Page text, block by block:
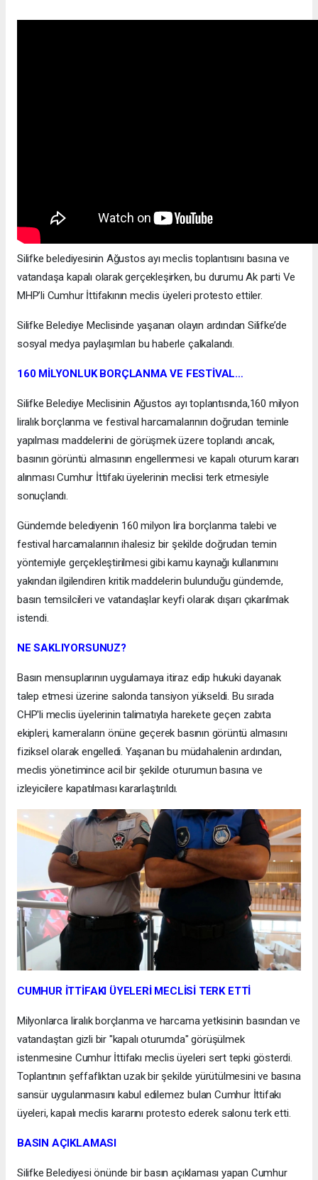
Silifke belediyesinin Ağustos ayı meclis toplantısını basına ve
vatandaşa kapalı olarak gerçekleşirken, bu durumu Ak parti Ve
MHP’li Cumhur İttifakının meclis üyeleri protesto ettiler.
Silifke Belediye Meclisinde yaşanan olayın ardından Silifke’de
sosyal medya paylaşımları bu haberle çalkalandı.
160 MİLYONLUK BORÇLANMA VE FESTİVAL…
Silifke Belediye Meclisinin Ağustos ayı toplantısında,160 milyon
liralık borçlanma ve festival harcamalarının doğrudan teminle
yapılması maddelerini de görüşmek üzere toplandı ancak,
basının görüntü almasının engellenmesi ve kapalı oturum kararı
alınması Cumhur İttifakı üyelerinin meclisi terk etmesiyle
sonuçlandı.
Gündemde belediyenin 160 milyon lira borçlanma talebi ve
festival harcamalarının ihalesiz bir şekilde doğrudan temin
yöntemiyle gerçekleştirilmesi gibi kamu kaynağı kullanımını
yakından ilgilendiren kritik maddelerin bulunduğu gündemde,
basın temsilcileri ve vatandaşlar keyfi olarak dışarı çıkarılmak
istendi.
NE SAKLIYORSUNUZ?
Basın mensuplarının uygulamaya itiraz edip hukuki dayanak
talep etmesi üzerine salonda tansiyon yükseldi. Bu sırada
CHP'li meclis üyelerinin talimatıyla harekete geçen zabıta
ekipleri, kameraların önüne geçerek basının görüntü almasını
fiziksel olarak engelledi. Yaşanan bu müdahalenin ardından,
meclis yönetimince acil bir şekilde oturumun basına ve
izleyicilere kapatılması kararlaştırıldı.
CUMHUR İTTİFAKI ÜYELERİ MECLİSİ TERK ETTİ
Milyonlarca liralık borçlanma ve harcama yetkisinin basından ve
vatandaştan gizli bir "kapalı oturumda" görüşülmek
istenmesine Cumhur İttifakı meclis üyeleri sert tepki gösterdi.
Toplantının şeffaflıktan uzak bir şekilde yürütülmesini ve basına
sansür uygulanmasını kabul edilemez bulan Cumhur İttifakı
üyeleri, kapalı meclis kararını protesto ederek salonu terk etti.
BASIN AÇIKLAMASI
Silifke Belediyesi önünde bir basın açıklaması yapan Cumhur